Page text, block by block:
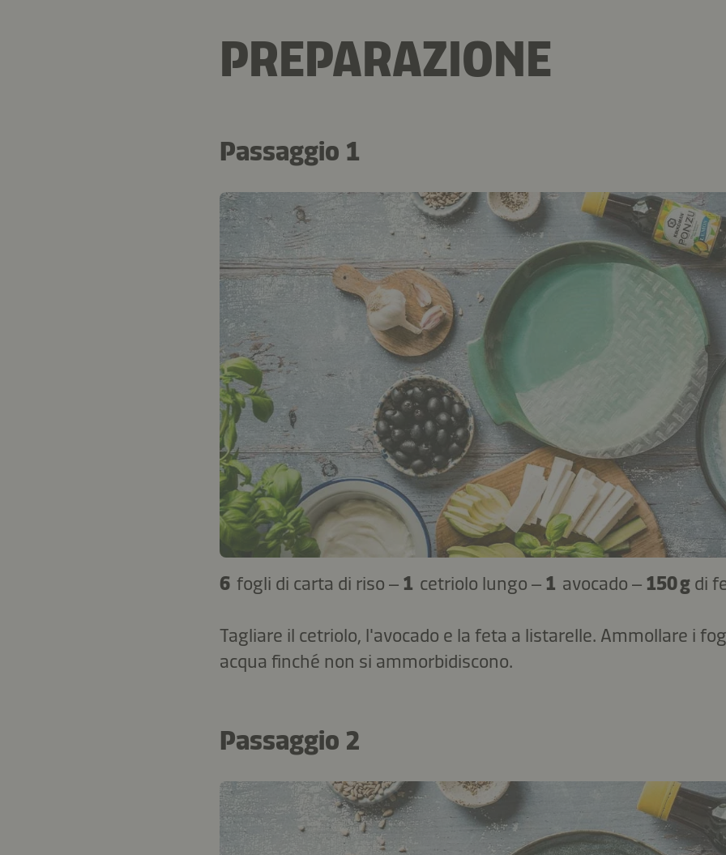
PREPARAZIONE
Passaggio 1
6 fogli di carta di riso – 1 cetriolo lungo – 1 avocado – 150 g di
Tagliare il cetriolo, l'avocado e la feta a listarelle. Ammollare i
acqua finché non si ammorbidiscono.
Passaggio 2